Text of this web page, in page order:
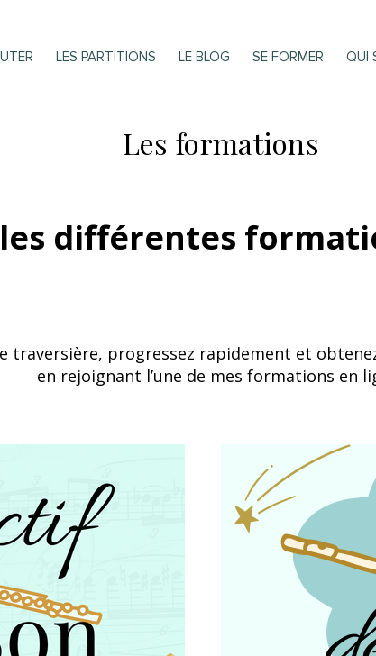
LES PARTITIONS LE BLOG SE FORMER QUI
Les formations
différentes
traversière, progressez rapidement et
en rejoignant l’une de mes formations en